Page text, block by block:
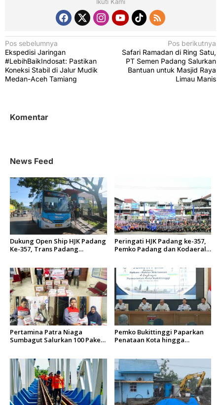
N
a
v
a
p
s
Pos sebelumnya
Ekspedisi Jaringan
#LebihBaikIndosat: Pastikan
Koneksi Stabil di Jalur Mudik
Medan-Aceh Tamiang
Pos berikutnya
Safari Ramadan di Ring Satu,
PT Semen Padang Salurkan
Bantuan untuk Masjid Raya
Limau Manis
Komentar
News Feed
Dukung Open Ship HJK Padang
Ke-357, Trans Padang
Peringati HJK Padang ke-357,
Pemko Padang dan Kodaeral
Pertamina Patra Niaga
Sumbagut Salurkan 100 Paket
Pemko Bukittinggi Paparkan
Penataan Kota hingga